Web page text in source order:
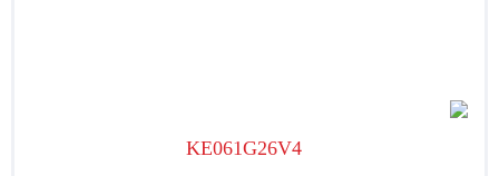
KE061G26V4